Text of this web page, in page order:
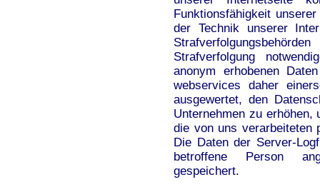
Funktionsfähigkeit
der Technik unserer
Strafverfolgung
anonym erhobenen
webservices daher
ausgewertet, den
Unternehmen zu
die von uns verarbeiteten
Die Daten der Server-
betroffene Person
gespeichert.